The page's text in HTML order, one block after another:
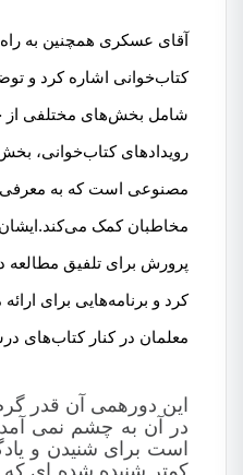
آقای عسکری همچنین به
کتاب‌خوانی اشاره کرد و
شامل بخش‌های مختلفی از
رویدادهای کتاب‌خوانی،
مصنوعی است که به
مخاطبان کمک
پرورش برای تلفیق
کرد و برنامه‌هایی برای
معلمان در کنار کتاب‌های
این دورهمی آن قدر
در آن به چشم نمی
است برای شنیدن و